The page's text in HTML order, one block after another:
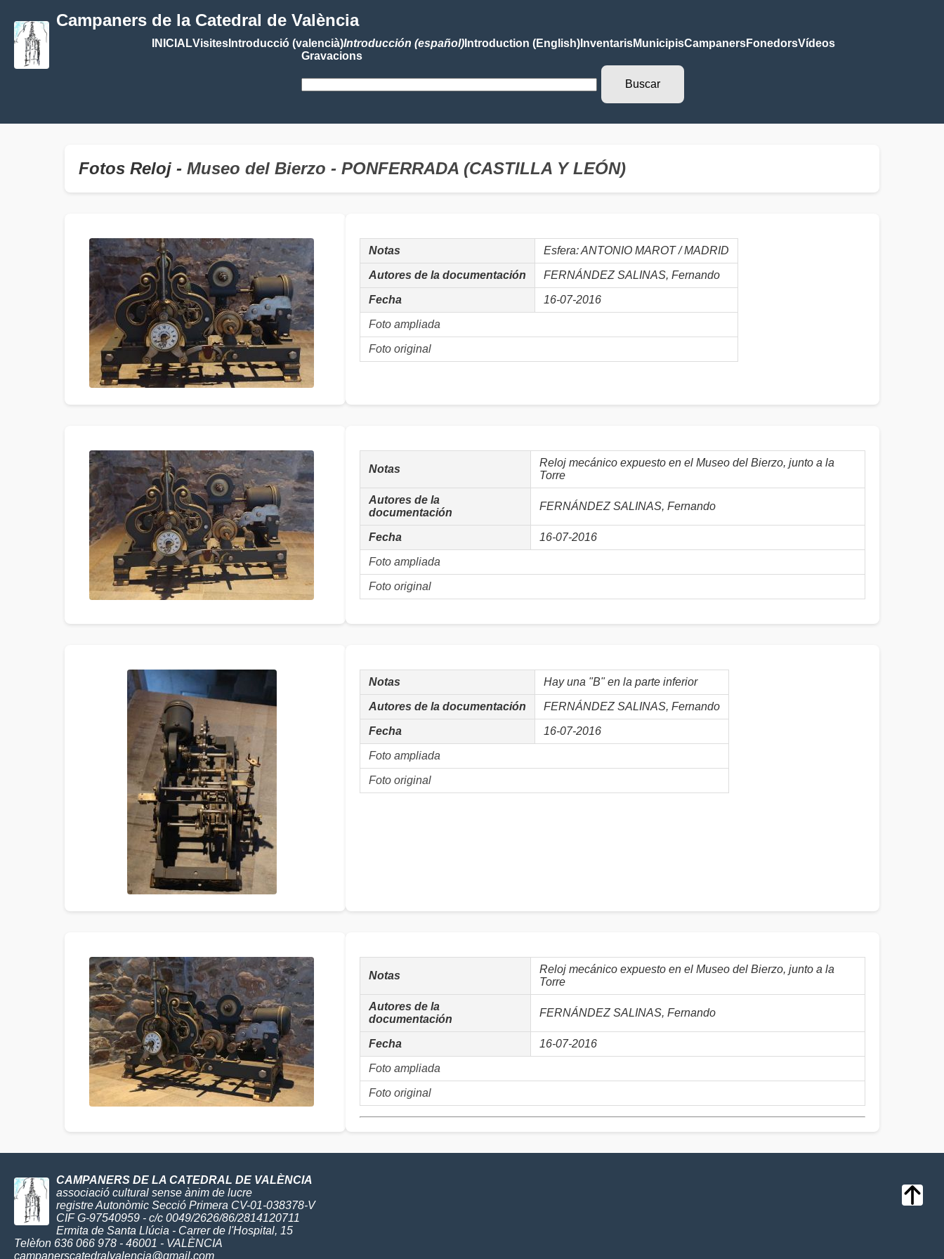
Campaners de la Catedral de València
INICIALVisitesIntroducció (valencià)Introducción (español)Introduction (English)InventarisMunicipisCampanersFonedorsVídeos
Gravacions
Fotos Reloj - Museo del Bierzo - PONFERRADA (CASTILLA Y LEÓN)
Notas Esfera: ANTONIO MAROT / MADRID
Autores de la documentación FERNÁNDEZ SALINAS, Fernando
Fecha 16-07-2016
Foto ampliada
Foto original
Notas
Reloj mecánico expuesto en el Museo del Bierzo, junto a la
Torre
Autores de la
documentación
FERNÁNDEZ SALINAS, Fernando
Fecha 16-07-2016
Foto ampliada
Foto original
Notas Hay una "B" en la parte inferior
Autores de la documentación FERNÁNDEZ SALINAS, Fernando
Fecha 16-07-2016
Foto ampliada
Foto original
Notas
Reloj mecánico expuesto en el Museo del Bierzo, junto a la
Torre
Autores de la
documentación
FERNÁNDEZ SALINAS, Fernando
Fecha 16-07-2016
Foto ampliada
Foto original
CAMPANERS DE LA CATEDRAL DE VALÈNCIA
associació cultural sense ànim de lucre
registre Autonòmic Secció Primera CV-01-038378-V
CIF G-97540959 - c/c 0049/2626/86/2814120711
Ermita de Santa Llúcia - Carrer de l'Hospital, 15
Telèfon 636 066 978 - 46001 - VALÈNCIA
campanerscatedralvalencia@gmail.com